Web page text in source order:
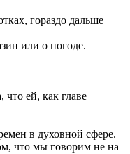
гораздо дальше
или о погоде.
ей, как главе
в духовной сфере.
что мы говорим не на